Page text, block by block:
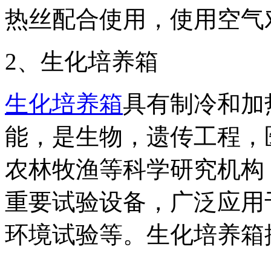
热丝配合使用，使用空
2、生化培养箱
生化培养箱具有制冷和
能，是生物，遗传工程
农林牧渔等科学研究机
重要试验设备，广泛应
环境试验等。生化培养